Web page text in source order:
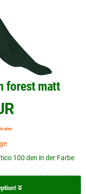
Strumpfhose 100 den forest matt
100 den in der Farbe